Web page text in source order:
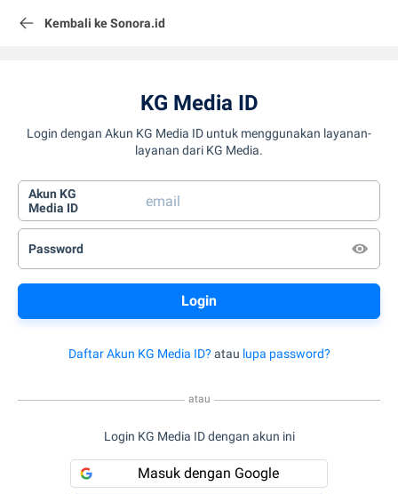
Kembali ke Sonora.id
KG Media ID
Login dengan Akun KG Media ID untuk menggunakan layanan-
layanan dari KG Media.
Akun KG
Media ID
Password
Daftar Akun KG Media ID? atau lupa password?
atau
Login KG Media ID dengan akun ini
Masuk dengan Google